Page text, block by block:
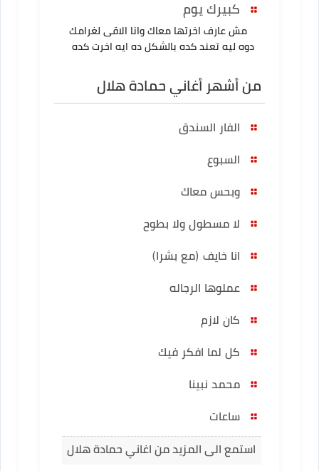
كبيرك يوم
مش عارف اخرتها معاك وانا الاقى لغرامك
دوه ليه تعند كده بالشكل ده ايه اخرت كده
من أشهر أغاني حمادة هلال
الفار السندق
السبوع
وبحس معاك
لا مسطول ولا بطوح
انا خايف (مع بشرا)
عملوها الرجاله
كان لازم
كل لما افكر فيك
محمد نبينا
ساعات
استمع الى المزيد من اغاني حمادة هلال